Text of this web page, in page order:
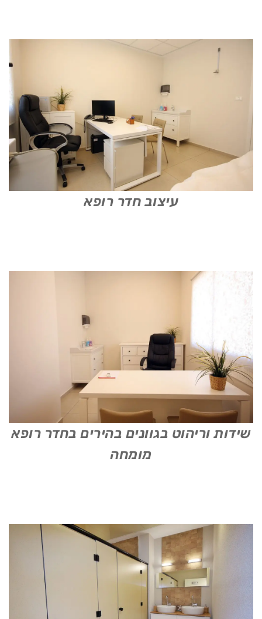
עיצוב חדר רופא
שידות וריהוט בגוונים בהירים בחדר רופא
מומחה